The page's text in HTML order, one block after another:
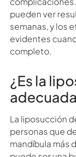
pueden ver
semanas, y los
evidentes
completo.
¿Es la
La liposucción
personas que
mandíbula más